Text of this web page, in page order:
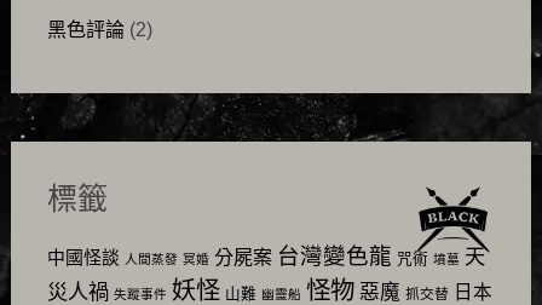
黑色評論(2)
標籤
中國怪談 人間蒸發 冥婚 分屍案 台灣變色龍 咒術 墳墓 天
災人禍 失蹤事件 妖怪 山難 幽靈船 怪物 惡魔 抓交替 日本